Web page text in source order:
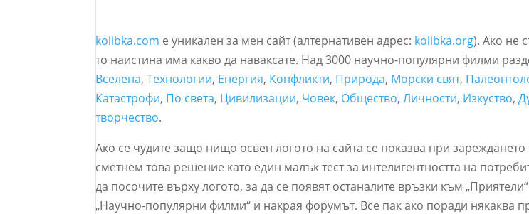
kolibka.com е уникален за мен сайт (алтернативен адрес: kolibka.org). Ако не
то наистина има какво да наваксате. Над 3000 научно-популярни филми
Вселена,Технологии, Енергия, Конфликти, Природа, Морски свят,
Катастрофи, По света, Цивилизации, Човек, Общество,Личности, Изкуство,
творчество.
Ако се чудите защо нищо освен логото на сайта се показва при
сметнем това решение като един малък тест за интелигентността на
да посочите върху логото, за да се появят останалите връзки към
„Научно-популярни филми“ и накрая форумът. Все пак ако поради някаква